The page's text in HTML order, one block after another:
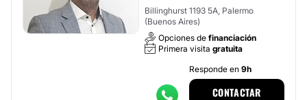
Billinghurst 1193 5A, Palermo
(Buenos Aires)
Opciones de financiación
Primera visita gratuita
Responde en 9h
CONTACTAR